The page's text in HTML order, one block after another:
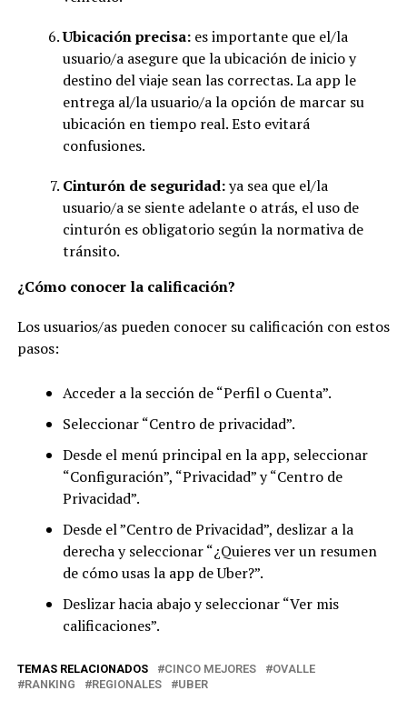
Ubicación precisa:es importante que el/la
usuario/a asegure que la ubicación de inicio y
destino del viaje sean las correctas. La app le
entrega al/la usuario/a la opción de marcar su
ubicación en tiempo real. Esto evitará
confusiones.
Cinturón de seguridad:ya sea que el/la
usuario/a se siente adelante o atrás, el uso de
cinturón es obligatorio según la normativa de
tránsito.
¿Cómo conocer la calificación?
Los usuarios/as pueden conocer su calificación con estos
pasos:
Acceder a la sección de “Perfil o Cuenta”.
Seleccionar “Centro de privacidad”.
Desde el menú principal en la app, seleccionar
“Configuración”, “Privacidad” y “Centro de
Privacidad”.
Desde el ”Centro de Privacidad”, deslizar a la
derecha y seleccionar “¿Quieres ver un resumen
de cómo usas la app de Uber?”.
Deslizar hacia abajo y seleccionar “Ver mis
calificaciones”.
TEMAS RELACIONADOS CINCO MEJORES
OVALLE
RANKING
REGIONALES UBER